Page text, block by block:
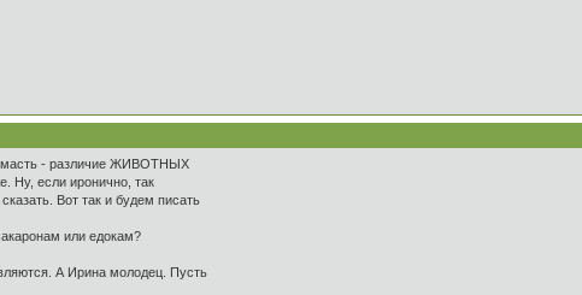
масть - различие ЖИВОТНЫХ
Ну, если иронично, так
Вот так и будем писать
или едокам?
А Ирина молодец. Пусть